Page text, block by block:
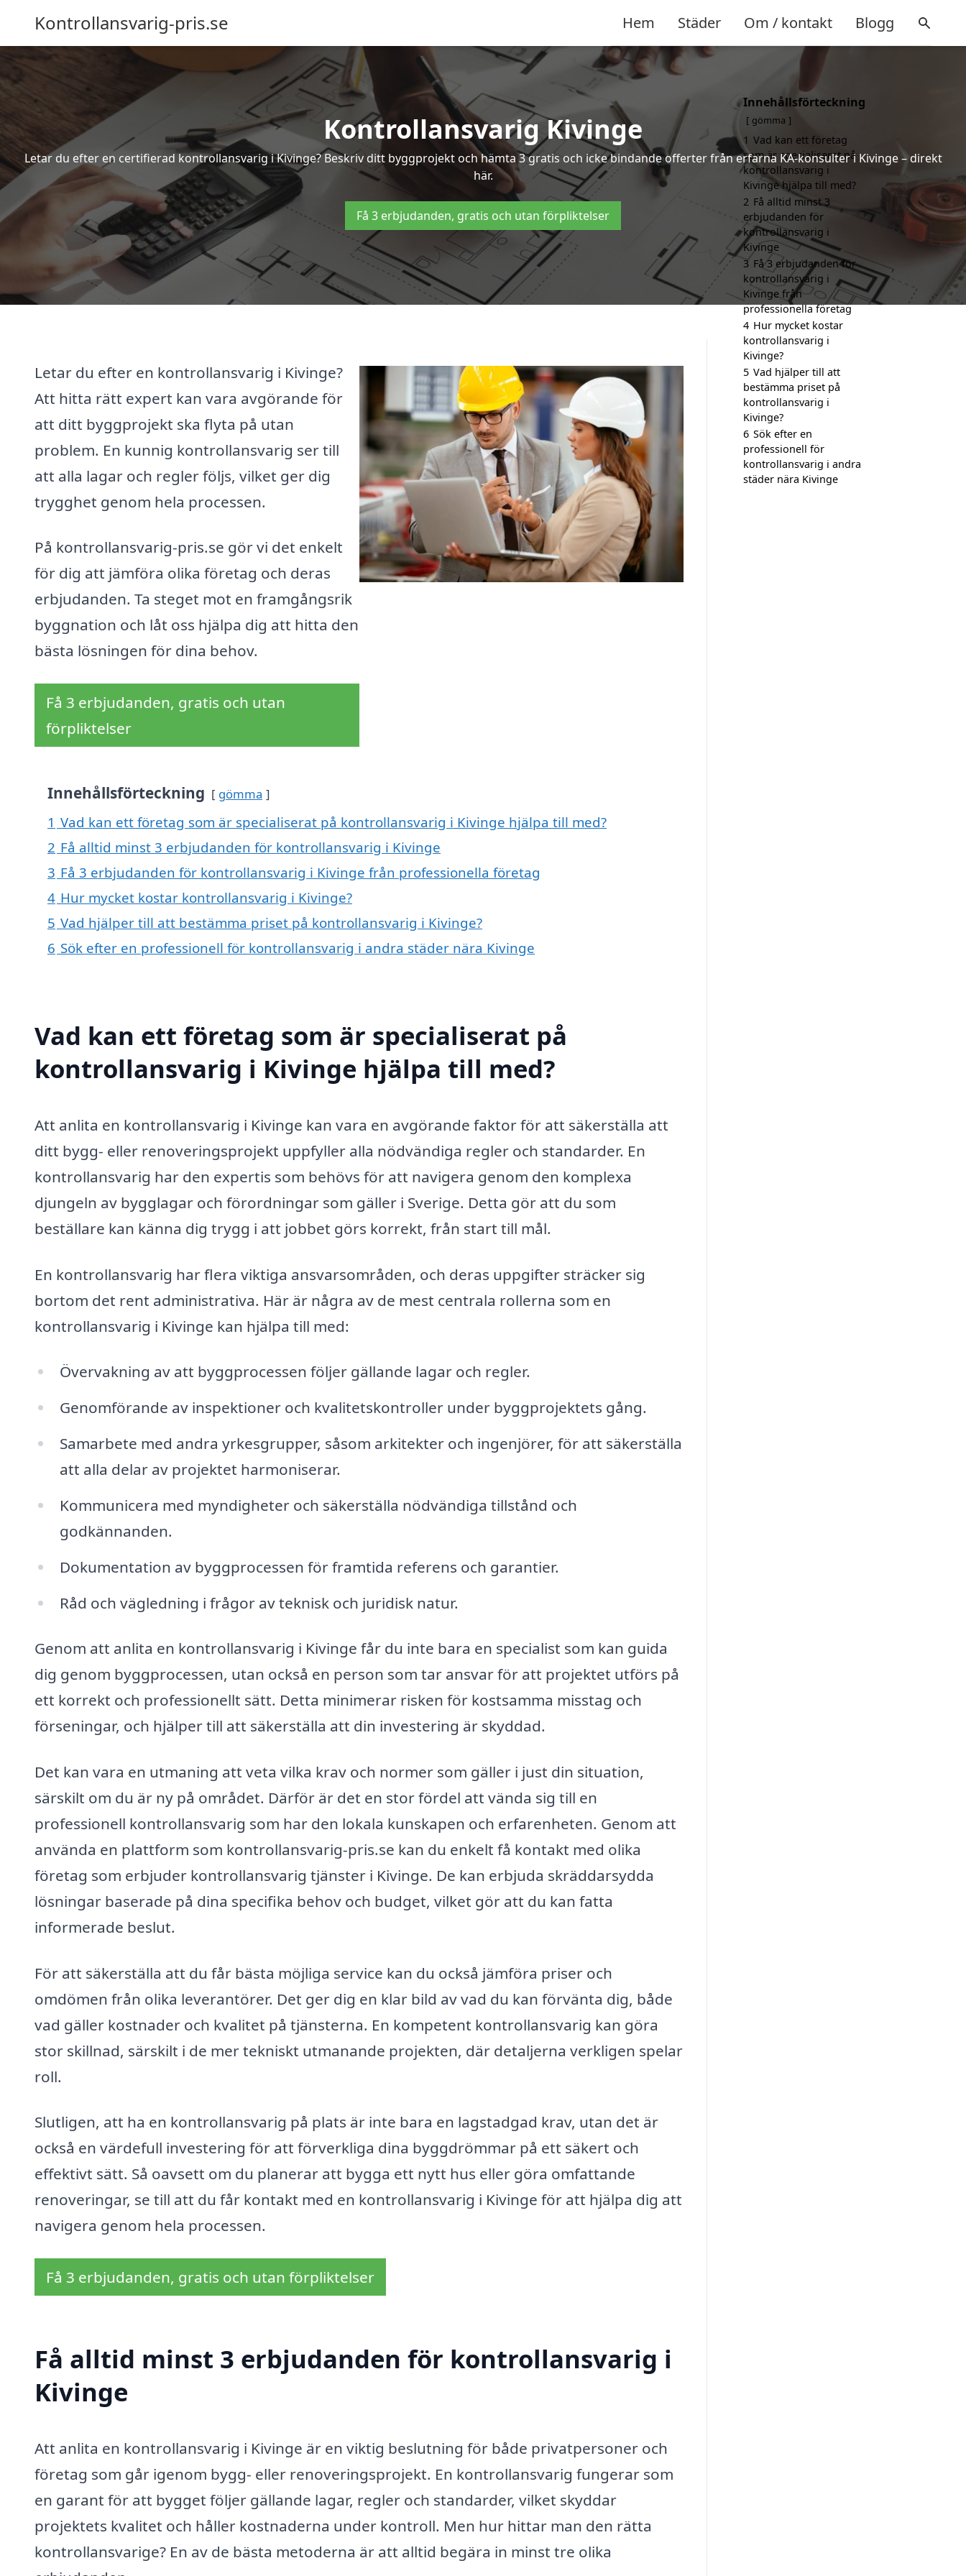
Kontrollansvarig-pris.se Hem Städer Om / kontakt Blogg
Kontrollansvarig Kivinge
Letar du efter en certifierad kontrollansvarig i Kivinge? Beskriv ditt byggprojekt och hämta 3 gratis och icke bindande offerter från erfarna KA-konsulter i Kivinge – direkt
här.
Få 3 erbjudanden, gratis och utan förpliktelser
Letar du efter en kontrollansvarig i Kivinge?
Att hitta rätt expert kan vara avgörande för
att ditt byggprojekt ska flyta på utan
problem. En kunnig kontrollansvarig ser till
att alla lagar och regler följs, vilket ger dig
trygghet genom hela processen.
På kontrollansvarig-pris.se gör vi det enkelt
för dig att jämföra olika företag och deras
erbjudanden. Ta steget mot en framgångsrik
byggnation och låt oss hjälpa dig att hitta den
bästa lösningen för dina behov.
Få 3 erbjudanden, gratis och utan
förpliktelser
Innehållsförteckning gömma
1 Vad kan ett företag som är specialiserat på kontrollansvarig i Kivinge hjälpa till med?
2 Få alltid minst 3 erbjudanden för kontrollansvarig i Kivinge
3 Få 3 erbjudanden för kontrollansvarig i Kivinge från professionella företag
4 Hur mycket kostar kontrollansvarig i Kivinge?
5 Vad hjälper till att bestämma priset på kontrollansvarig i Kivinge?
6 Sök efter en professionell för kontrollansvarig i andra städer nära Kivinge
Vad kan ett företag som är specialiserat på
kontrollansvarig i Kivinge hjälpa till med?
Att anlita en kontrollansvarig i Kivinge kan vara en avgörande faktor för att säkerställa att
ditt bygg- eller renoveringsprojekt uppfyller alla nödvändiga regler och standarder. En
kontrollansvarig har den expertis som behövs för att navigera genom den komplexa
djungeln av bygglagar och förordningar som gäller i Sverige. Detta gör att du som
beställare kan känna dig trygg i att jobbet görs korrekt, från start till mål.
En kontrollansvarig har flera viktiga ansvarsområden, och deras uppgifter sträcker sig
bortom det rent administrativa. Här är några av de mest centrala rollerna som en
kontrollansvarig i Kivinge kan hjälpa till med:
Övervakning av att byggprocessen följer gällande lagar och regler.
Genomförande av inspektioner och kvalitetskontroller under byggprojektets gång.
Samarbete med andra yrkesgrupper, såsom arkitekter och ingenjörer, för att säkerställa
att alla delar av projektet harmoniserar.
Kommunicera med myndigheter och säkerställa nödvändiga tillstånd och
godkännanden.
Dokumentation av byggprocessen för framtida referens och garantier.
Råd och vägledning i frågor av teknisk och juridisk natur.
Genom att anlita en kontrollansvarig i Kivinge får du inte bara en specialist som kan guida
dig genom byggprocessen, utan också en person som tar ansvar för att projektet utförs på
ett korrekt och professionellt sätt. Detta minimerar risken för kostsamma misstag och
förseningar, och hjälper till att säkerställa att din investering är skyddad.
Det kan vara en utmaning att veta vilka krav och normer som gäller i just din situation,
särskilt om du är ny på området. Därför är det en stor fördel att vända sig till en
professionell kontrollansvarig som har den lokala kunskapen och erfarenheten. Genom att
använda en plattform som kontrollansvarig-pris.se kan du enkelt få kontakt med olika
företag som erbjuder kontrollansvarig tjänster i Kivinge. De kan erbjuda skräddarsydda
lösningar baserade på dina specifika behov och budget, vilket gör att du kan fatta
informerade beslut.
För att säkerställa att du får bästa möjliga service kan du också jämföra priser och
omdömen från olika leverantörer. Det ger dig en klar bild av vad du kan förvänta dig, både
vad gäller kostnader och kvalitet på tjänsterna. En kompetent kontrollansvarig kan göra
stor skillnad, särskilt i de mer tekniskt utmanande projekten, där detaljerna verkligen spelar
roll.
Slutligen, att ha en kontrollansvarig på plats är inte bara en lagstadgad krav, utan det är
också en värdefull investering för att förverkliga dina byggdrömmar på ett säkert och
effektivt sätt. Så oavsett om du planerar att bygga ett nytt hus eller göra omfattande
renoveringar, se till att du får kontakt med en kontrollansvarig i Kivinge för att hjälpa dig att
navigera genom hela processen.
Få 3 erbjudanden, gratis och utan förpliktelser
Få alltid minst 3 erbjudanden för kontrollansvarig i
Kivinge
Att anlita en kontrollansvarig i Kivinge är en viktig beslutning för både privatpersoner och
företag som går igenom bygg- eller renoveringsprojekt. En kontrollansvarig fungerar som
en garant för att bygget följer gällande lagar, regler och standarder, vilket skyddar
projektets kvalitet och håller kostnaderna under kontroll. Men hur hittar man den rätta
kontrollansvarige? En av de bästa metoderna är att alltid begära in minst tre olika
Innehållsförteckning
gömma
1 Vad kan ett företag
som är specialiserat på
kontrollansvarig i
Kivinge hjälpa till med?
2 Få alltid minst 3
erbjudanden för
kontrollansvarig i
Kivinge
3 Få 3 erbjudanden för
kontrollansvarig i
Kivinge från
professionella företag
4 Hur mycket kostar
kontrollansvarig i
Kivinge?
5 Vad hjälper till att
bestämma priset på
kontrollansvarig i
Kivinge?
6 Sök efter en
professionell för
kontrollansvarig i andra
städer nära Kivinge